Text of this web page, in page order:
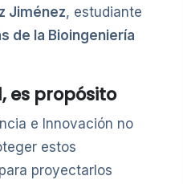
Jiménez, estudiante
de la Bioingeniería
es propósito
e Innovación no
estos
proyectarlos